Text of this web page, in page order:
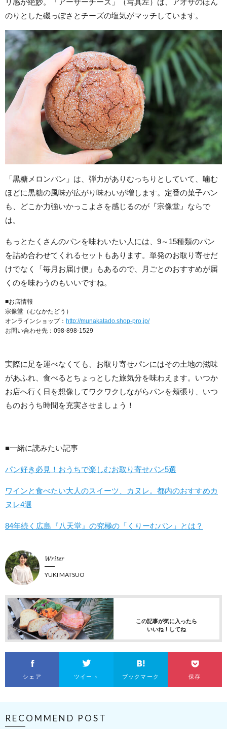
リ感が絶妙。「アーサーチーズ」（写真左）は、アオサのほん
のりとした磯っぽさとチーズの塩気がマッチしています。
「黒糖メロンパン」は、弾力がありむっちりとしていて、噛む
ほどに黒糖の風味が広がり味わいが増します。定番の菓子パン
も、どこか力強いかっこよさを感じるのが『宗像堂』ならで
は。
もっとたくさんのパンを味わいたい人には、9～15種類のパン
を詰め合わせてくれるセットもあります。単発のお取り寄せだ
けでなく「毎月お届け便」もあるので、月ごとのおすすめが届
くのを味わうのもいいですね。
■お店情報
宗像堂（むなかたどう）
オンラインショップ： http://munakatado.shop-pro.jp/
お問い合わせ先：098-898-1529
実際に足を運べなくても、お取り寄せパンにはその土地の滋味
があふれ、食べるとちょっとした旅気分を味わえます。いつか
お店へ行く日を想像してワクワクしながらパンを頬張り、いつ
ものおうち時間を充実させましょう！
■一緒に読みたい記事
パン好き必見！おうちで楽しむお取り寄せパン5選
ワインと食べたい大人のスイーツ、カヌレ。都内のおすすめカ
ヌレ4選
84年続く広島『八天堂』の究極の「くりーむパン」とは？
Writer
YUKI MATSUO
この記事が気に入ったら
いいね！してね
シェア ツイート ブックマーク 保存
RECOMMEND POST